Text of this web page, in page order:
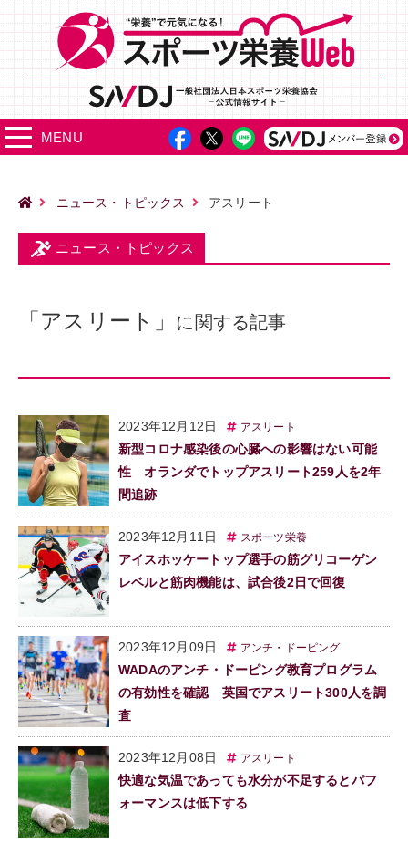
MENU
ニュース・トピックス アスリート
ニュース・トピックス
「アスリート」 に関する記事
2023年12月12日 アスリート
新型コロナ感染後の心臓への影響はない可能
性 オランダでトップアスリート259人を2年
間追跡
2023年12月11日 スポーツ栄養
アイスホッケートップ選手の筋グリコーゲン
レベルと筋肉機能は、試合後2日で回復
2023年12月09日 アンチ・ドーピング
WADAのアンチ・ドーピング教育プログラム
の有効性を確認 英国でアスリート300人を調
査
2023年12月08日 アスリート
快適な気温であっても水分が不足するとパフ
ォーマンスは低下する